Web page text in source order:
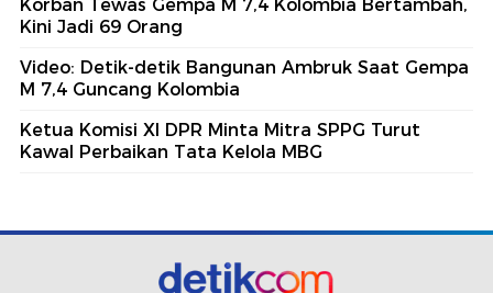
Korban Tewas Gempa M 7,4 Kolombia Bertambah,
Kini Jadi 69 Orang
Video: Detik-detik Bangunan Ambruk Saat Gempa
M 7,4 Guncang Kolombia
Ketua Komisi XI DPR Minta Mitra SPPG Turut
Kawal Perbaikan Tata Kelola MBG